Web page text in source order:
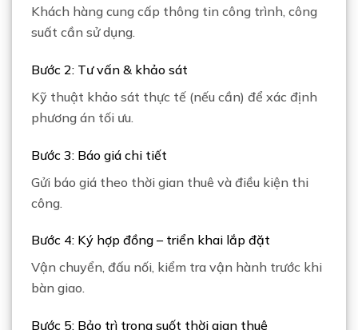
Khách hàng cung cấp thông tin công trình, công
suất cần sử dụng.
Bước 2: Tư vấn & khảo sát
Kỹ thuật khảo sát thực tế (nếu cần) để xác định
phương án tối ưu.
Bước 3: Báo giá chi tiết
Gửi báo giá theo thời gian thuê và điều kiện thi
công.
Bước 4: Ký hợp đồng – triển khai lắp đặt
Vận chuyển, đấu nối, kiểm tra vận hành trước khi
bàn giao.
Bước 5: Bảo trì trong suốt thời gian thuê